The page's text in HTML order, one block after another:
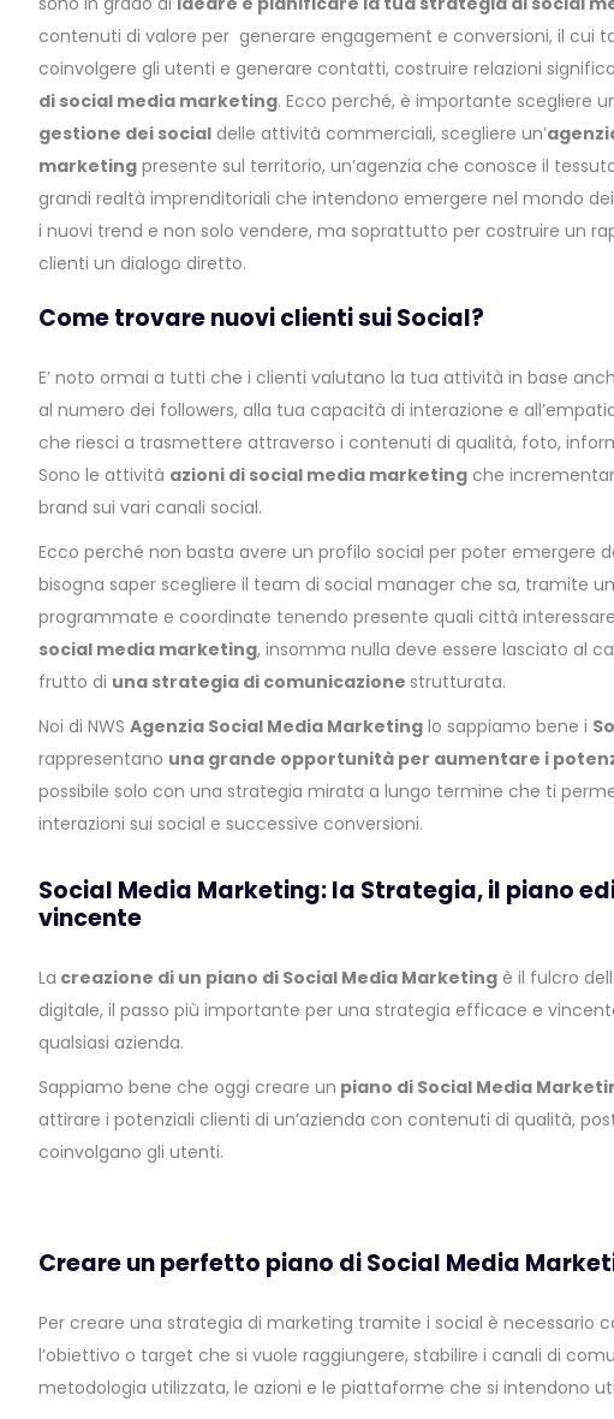
contenuti di valore per generare engagement e conversioni, il cui
coinvolgere gli utenti e generare contatti, costruire relazioni
di social media marketing. Ecco perché, è importante scegliere
gestione dei social delle attività commerciali, scegliere un’
marketing presente sul territorio, un’agenzia che conosce il
grandi realtà imprenditoriali che intendono emergere nel mondo
i nuovi trend e non solo vendere, ma soprattutto per costruire un
clienti un dialogo diretto.
Come trovare nuovi clienti sui Social?
E’ noto ormai a tutti che i clienti valutano la tua attività in base
al numero dei followers, alla tua capacità di interazione e
che riesci a trasmettere attraverso i contenuti di qualità, foto,
Sono le attività azioni di social media marketing che
brand sui vari canali social.
Ecco perché non basta avere un profilo social per poter emergere
bisogna saper scegliere il team di social manager che sa, tramite
programmate e coordinate tenendo presente quali città
social media marketing, insomma nulla deve essere lasciato al
frutto di una strategia di comunicazione strutturata.
Noi di NWS Agenzia Social Media Marketing lo sappiamo bene i
rappresentano una grande opportunità per aumentare i
possibile solo con una strategia mirata a lungo termine che ti
interazioni sui social e successive conversioni.
Social Media Marketing: la Strategia, il piano
vincente
La creazione di un piano di Social Media Marketing è il fulcro
digitale, il passo più importante per una strategia efficace e
qualsiasi azienda.
Sappiamo bene che oggi creare un piano di Social Media
attirare i potenziali clienti di un’azienda con contenuti di qualità,
coinvolgano gli utenti.
Creare un perfetto piano di Social Media
Per creare una strategia di marketing tramite i social è necessario
l’obiettivo o target che si vuole raggiungere, stabilire i canali di
metodologia utilizzata, le azioni e le piattaforme che si intendono